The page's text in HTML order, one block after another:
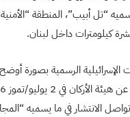
“تل أبيب”، المنطقة
كيلومترات داخل لبنان.
الرسمية بصورة
الانتشار في ما يسميه